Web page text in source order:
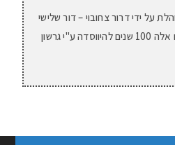
על ידי דרור צחובוי – דור שלישי
לחברת צחובוי החוגגת בימים אלה 100 שנים להיווסדה ע"י גרשון